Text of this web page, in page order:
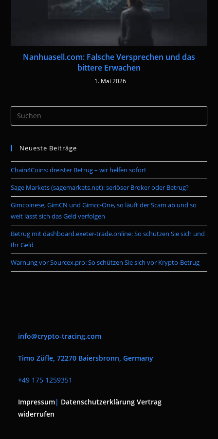
Nanhuasell.com: Falsche Versprechen und das
bittere Erwachen
1. Mai 2026
the
Neueste Beiträge
Chain4Coins: dreister Betrug – wir helfen sofort
Sage Markets (sagemarkets.net): seriöser Broker oder Betrug?
Gimcoinese, GimCN und Gimcc-One, so läuft der Scam ab und so
weit lässt sich das Geld verfolgen
Betrug mit dashboard.exeter-trade.online: So schützen Sie sich und
Ihr Geld
Warnung vor Sourcex.pro: So schützen Sie sich vor Krypto-Betrug
info@crypto-tracing.com
Timo Züfle, 72270 Baiersbronn, Germany
+49 175 1259351
Impressum| Datenschutzerklärung Vertrag
widerrufen